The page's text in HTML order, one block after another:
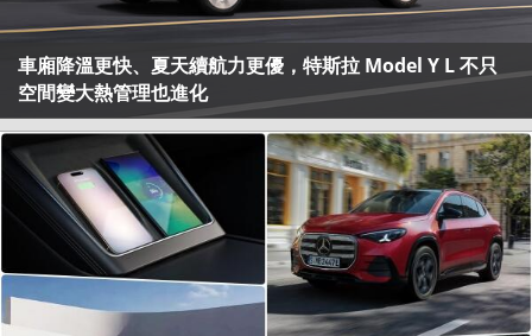
車廂降溫更快、夏天續航力更優，特斯拉 Model Y L 不只
空間變大熱管理也進化